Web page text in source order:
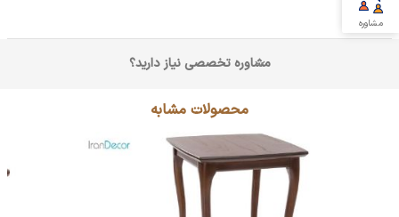
مشاوره تخصصی نیاز دارید؟
محصولات مشابه
مشاوره